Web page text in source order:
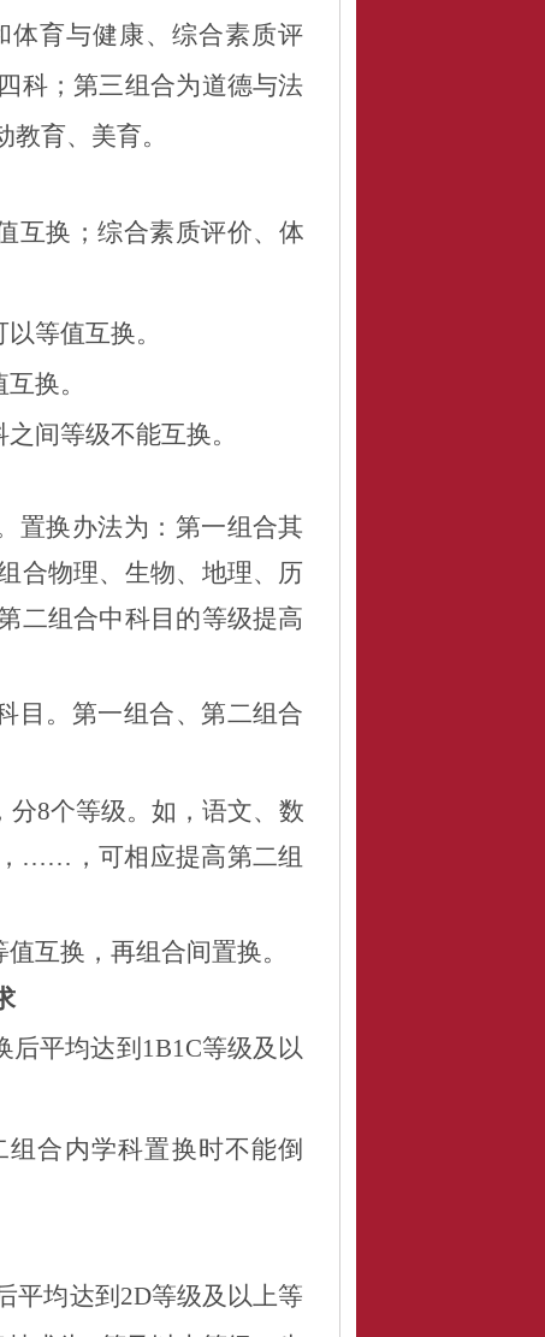
体育与健康、综合素质评
科；第三组合为道德与法
育、美育。
互换 ； 综合素质评价、 体
以等值互换。
互换。
间等级不能互换。
置换办法为： 第一组合其
合物理、生物、地理、历
二组合中科目的等级提高
目 。第一组合、第二组合
分8个等级。如，语文、 数
， …… ，可相应提高第二组
互换，再组合间置换。
后平均达到 1B1C等级及以
合内学科置换时不能倒
平均达到 2D等级及以上等